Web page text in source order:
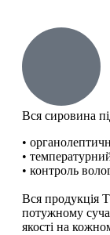
Вся сировина
•
•
• контроль
Вся продукція
потужному
якості на